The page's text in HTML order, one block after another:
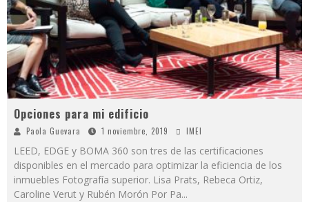
Opciones para mi edificio
Paola Guevara 1 noviembre, 2019 IMEI
LEED, EDGE y BOMA 360 son tres de las certificaciones
disponibles en el mercado para optimizar la eficiencia de los
inmuebles Fotografía superior. Lisa Prats, Rebeca Ortiz,
Caroline Verut y Rubén Morón Por Pa...